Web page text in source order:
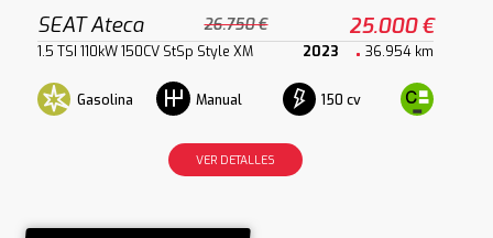
SEAT Ateca 26.750 € 25.000 €
1.5 TSI 110kW 150CV StSp Style XM 2023 36.954 km
Gasolina Manual 150 cv
VER DETALLES